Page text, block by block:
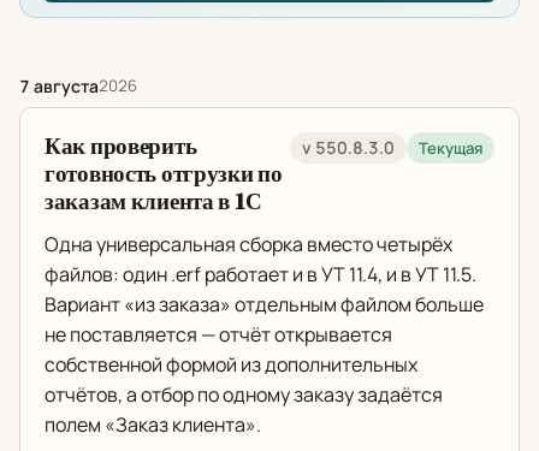
7 августа2026
Как проверить
готовность отгрузки по
заказам клиента в 1С
v 550.8.3.0 Текущая
Одна универсальная сборка вместо четырёх
файлов: один .erf работает и в УТ 11.4, и в УТ 11.5.
Вариант «из заказа» отдельным файлом больше
не поставляется — отчёт открывается
собственной формой из дополнительных
отчётов, а отбор по одному заказу задаётся
полем «Заказ клиента».